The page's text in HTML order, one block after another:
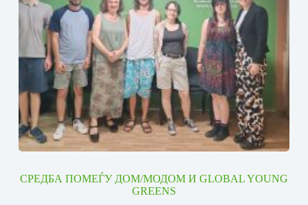
СРЕДБА ПОМЕЃУ ДОМ/МОДОМ И GLOBAL YOUNG
GREENS